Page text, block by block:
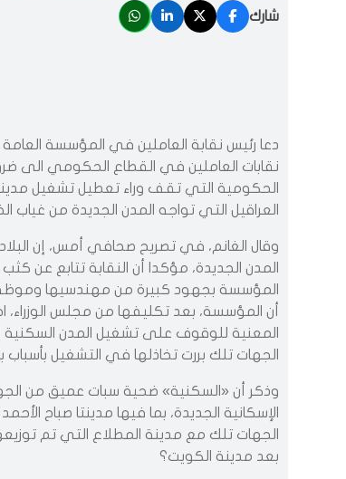
شارك
دعا رئيس نقابة العاملين في المؤسسة العامة
نقابات العاملين في القطاع الحكومي الى
الحكومية التي تقف وراء تعطيل تشغيل
العراقيل التي تواجه المدن الجديدة من غياب
وقال الغانم، في تصريح صحافي أمس، إن
المدن الجديدة، مؤكدا أن النقابة تتابع عن
المؤسسة بجهود كبيرة من مهندسيها
أن المؤسسة، بعد تكليفها من مجلس
المعنية للوقوف على تشغيل المدن السكنية
الجهات تلك بررت تخاذلها في التشغيل بأسباب
وذكر أن «السكنية» ضحية سبات عميق من
الإسكانية الجديدة، بما فيها مدينتا صباح
الجهات تلك مع مدينة المطلاع التي تم
بعد مدينة الكويت؟